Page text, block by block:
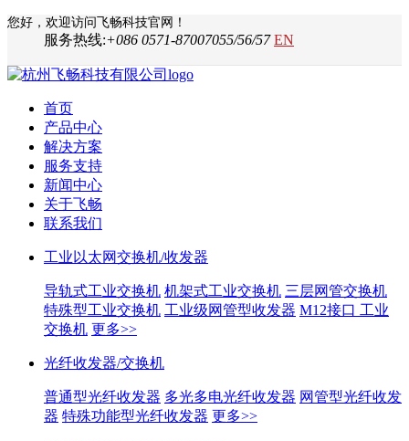
您好，欢迎访问飞畅科技官网！
服务热线:+086 0571-87007055/56/57 EN
首页
产品中心
解决方案
服务支持
新闻中心
关于飞畅
联系我们
工业以太网交换机/收发器
导轨式工业交换机 机架式工业交换机 三层网管交换机
特殊型工业交换机 工业级网管型收发器 M12接口 工业
交换机 更多>>
光纤收发器/交换机
普通型光纤收发器 多光多电光纤收发器 网管型光纤收发
器 特殊功能型光纤收发器 更多>>